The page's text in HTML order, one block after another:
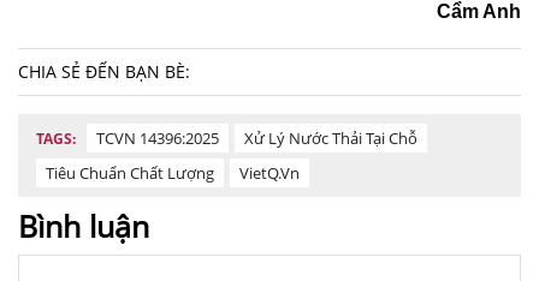
Cẩm Anh
CHIA SẺ ĐẾN BẠN BÈ:
TAGS: TCVN 14396:2025
Xử Lý Nước Thải Tại Chỗ
Tiêu Chuẩn Chất Lượng
VietQ.vn
Bình luận